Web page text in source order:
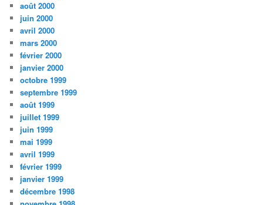
août 2000
juin 2000
avril 2000
mars 2000
février 2000
janvier 2000
octobre 1999
septembre 1999
août 1999
juillet 1999
juin 1999
mai 1999
avril 1999
février 1999
janvier 1999
décembre 1998